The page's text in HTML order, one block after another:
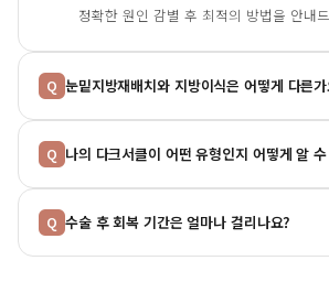
정확한 원인 감별 후 최적의 방법을 안내
Q 눈밑지방재배치와 지방이식은 어떻게 다른
Q 나의 다크서클이 어떤 유형인지 어떻게 알
Q 수술 후 회복 기간은 얼마나 걸리나요?